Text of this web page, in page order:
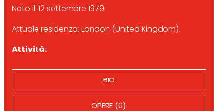
Nato il: 12 settembre 1979.
Attuale residenza: London (United Kingdom).
Attività:
BIO
OPERE (0)